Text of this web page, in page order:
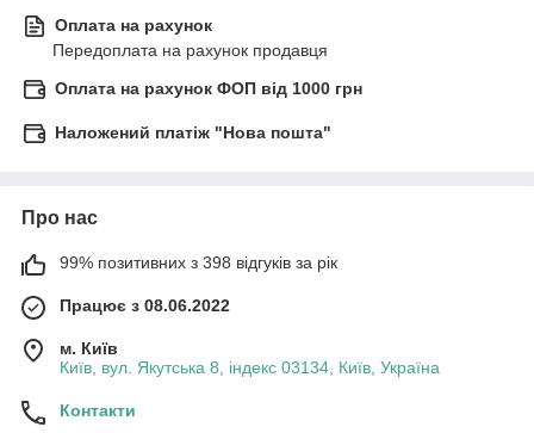
Оплата на рахунок
Передоплата на рахунок продавця
Оплата на рахунок ФОП від 1000 грн
Наложений платіж "Нова пошта"
Про нас
99% позитивних з 398 відгуків за рік
Працює з 08.06.2022
м. Київ
Київ, вул. Якутська 8, індекс 03134, Київ, Україна
Контакти